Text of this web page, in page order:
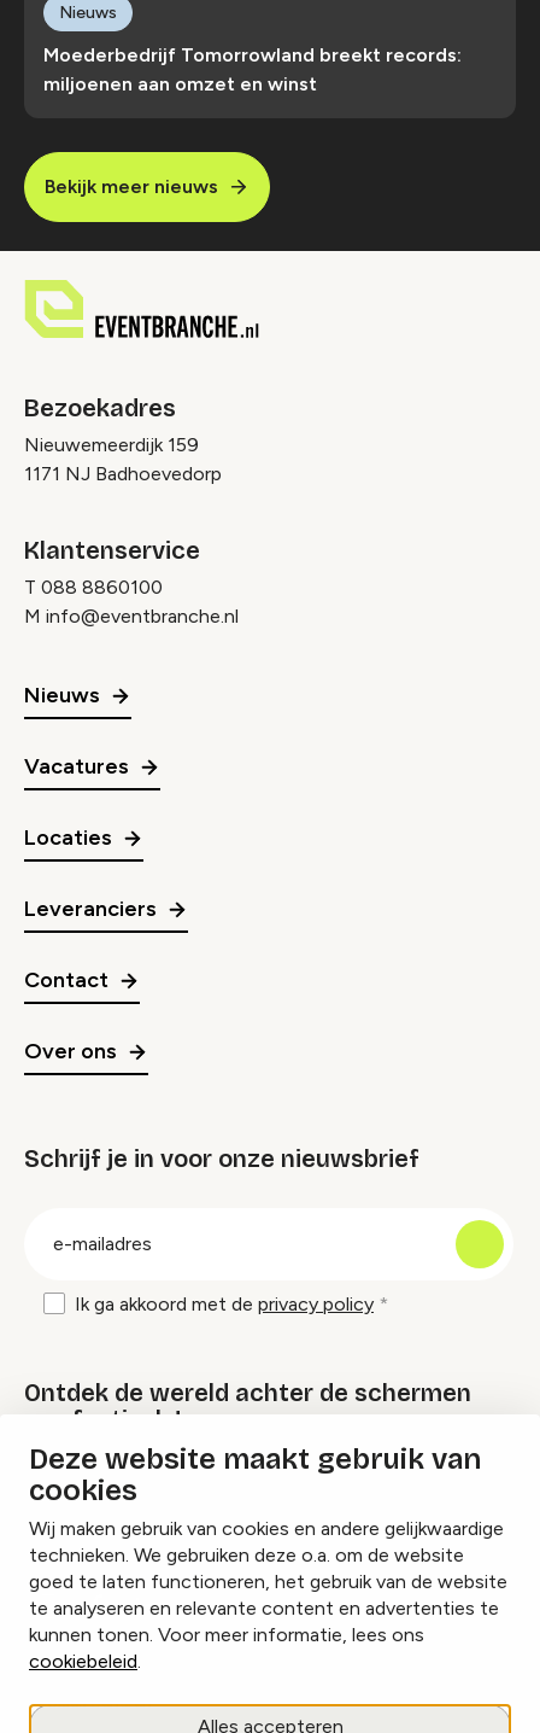
Deze website maakt gebruik van
cookies
Wij maken gebruik van cookies en andere gelijkwaardige
technieken. We gebruiken deze o.a. om de website
goed te laten functioneren, het gebruik van de website
te analyseren en relevante content en advertenties te
kunnen tonen. Voor meer informatie, lees ons
cookiebeleid.
Alles accepteren
Moederbedrijf Tomorrowland breekt records:
miljoenen aan omzet en winst
Nieuws
Bekijk meer nieuws
Bezoekadres
Nieuwemeerdijk 159
1171 NJ Badhoevedorp
Klantenservice
T 088 8860100
M info@eventbranche.nl
Nieuws
Vacatures
Locaties
Leveranciers
Contact
Over ons
Schrijf je in voor onze nieuwsbrief
Ik ga akkoord met de privacy policy
Ontdek de wereld achter de schermen
van festivals!
Lees onze Festival Specials
InstagramFacebookLinkedIn
Cookies beheren